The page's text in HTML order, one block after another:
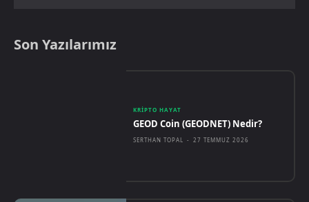
Son Yazılarımız
KRIPTO HAYAT
GEOD Coin (GEODNET) Nedir?
SERTHAN TOPAL - 27 TEMMUZ 2026